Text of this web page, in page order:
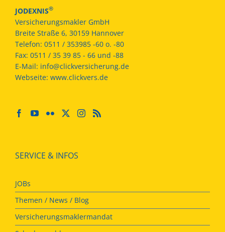
JODEXNIS®
Versicherungsmakler GmbH
Breite Straße 6, 30159 Hannover
Telefon: 0511 / 353985 -60 o. -80
Fax: 0511 / 35 39 85 - 66 und -88
E-Mail: info@clickversicherung.de
Webseite: www.clickvers.de
SERVICE & INFOS
JOBs
Themen / News / Blog
Versicherungsmaklermandat